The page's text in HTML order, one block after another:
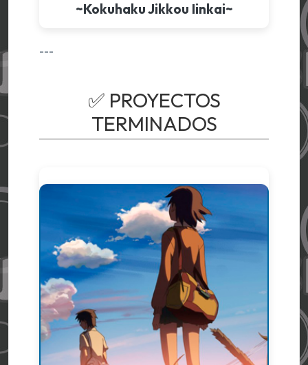
~Kokuhaku Jikkou Iinkai~
---
✅ PROYECTOS
TERMINADOS